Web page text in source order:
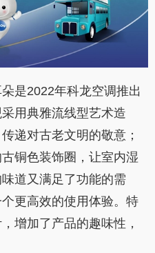
是2022年科龙空调推出
用典雅流线型艺术造
递对古老文明的敬意；
铜色装饰圈，让室内湿
道又满足了功能的需
更高效的使用体验。特
增加了产品的趣味性，